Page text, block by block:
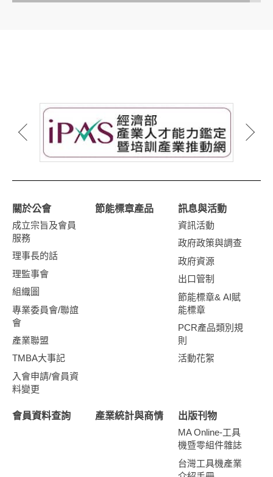
關於公會
成立宗旨及會員
服務
理事長的話
理監事會
組織圖
專業委員會/聯誼
會
產業聯盟
TMBA大事記
入會申請/會員資
料變更
節能標章產品
訊息與活動
資訊活動
政府政策與調查
政府資源
出口管制
節能標章& AI賦
能標章
PCR產品類別規
則
活動花絮
會員資料查詢 產業統計與商情
出版刊物
MA Online-工具
機暨零組件雜誌
台灣工具機產業